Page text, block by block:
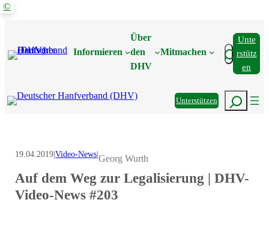
Zum
Informieren
Über
den
DHV
Mitmachen Suchen
Unte
Rstütz
En
UnterstützenSuchen
©
19.04.2019|Video-News|Georg Wurth
Auf dem Weg zur Legalisierung | DHV-
Video-News #203